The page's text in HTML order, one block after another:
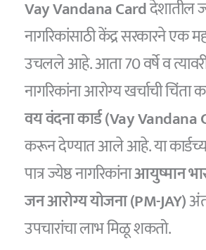
Vay Vandana Cardदेशातील
नागरिकांसाठी केंद्र सरकारने एक
उचलले आहे. आता 70 वर्षे व
नागरिकांना आरोग्य खर्चाची चिंता
वय वंदना कार्ड (Vay Vandana
करून देण्यात आले आहे. या
पात्र ज्येष्ठ नागरिकांनाआयुष्मान
जन आरोग्य योजना (PM-JAY)
उपचारांचा लाभ मिळू शकतो.